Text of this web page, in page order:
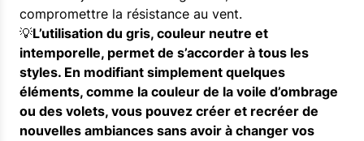
compromettre la résistance au vent.
💡L’utilisation du gris, couleur neutre et
intemporelle, permet de s’accorder à tous les
styles. En modifiant simplement quelques
éléments, comme la couleur de la voile d’ombrage
ou des volets, vous pouvez créer et recréer de
nouvelles ambiances sans avoir à changer vos